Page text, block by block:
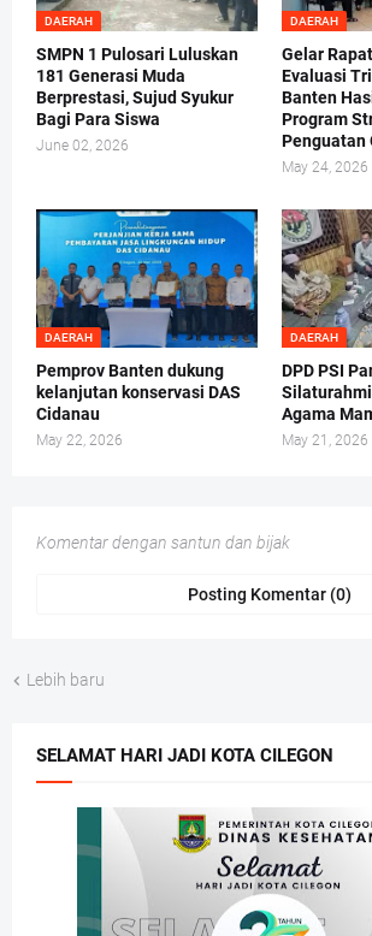
DAERAH
SMPN 1 Pulosari Luluskan
181 Generasi Muda
Berprestasi, Sujud Syukur
Bagi Para Siswa
June 02, 2026
DAERAH
Gelar
Evaluasi
Banten
Program
Penguatan
May 24, 2026
DAERAH
Pemprov Banten dukung
kelanjutan konservasi DAS
Cidanau
May 22, 2026
DAERAH
DPD PSI
Agama
May 21, 2026
Komentar dengan santun dan bijak
Posting Komentar (0)
Lebih baru
SELAMAT HARI JADI KOTA CILEGON